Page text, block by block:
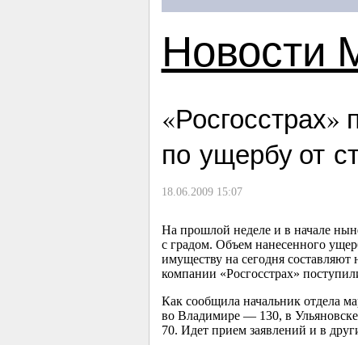
Новости
«Росгосстрах»
по ущербу от
18.06.2009 15:07
На прошлой неделе и в начале
с градом. Объем нанесенного
имуществу на сегодня
компании «Росгосстрах»
Как сообщила начальник отдела
во Владимире — 130, в
70. Идет прием заявлений и в